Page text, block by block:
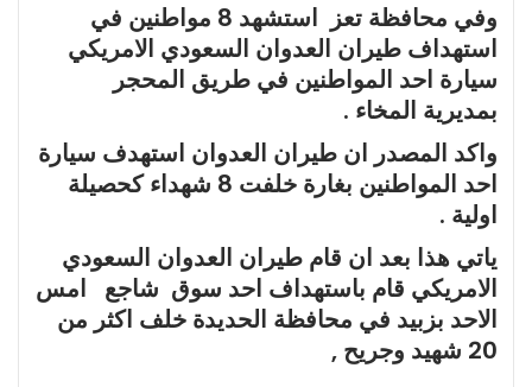
وفي محافظة تعز استشهد 8 مواطنين في
استهداف طيران العدوان السعودي الامريكي
سيارة احد المواطنين في طريق المحجر
بمديرية المخاء .
واكد المصدر ان طيران العدوان استهدف سيارة
احد المواطنين بغارة خلفت 8 شهداء كحصيلة
اولية .
ياتي هذا بعد ان قام طيران العدوان السعودي
الامريكي قام باستهداف احد سوق شاجع امس
الاحد بزبيد في محافظة الحديدة خلف اكثر من
20 شهيد وجريح ,